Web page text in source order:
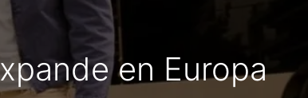
en Europa